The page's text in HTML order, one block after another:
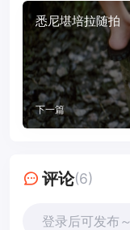
悉尼堪培拉随拍
下一篇
评论(6)
登录后可发布～